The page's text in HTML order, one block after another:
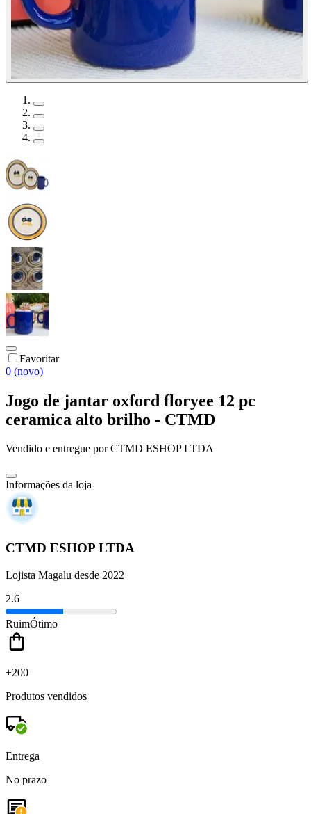
Favoritar
0 (novo)
Jogo de jantar oxford floryee 12 pc
ceramica alto brilho - CTMD
Vendido e entregue por CTMD ESHOP LTDA
Informações da loja
CTMD ESHOP LTDA
Lojista Magalu desde 2022
2.6
RuimÓtimo
+200
Produtos vendidos
Entrega
No prazo